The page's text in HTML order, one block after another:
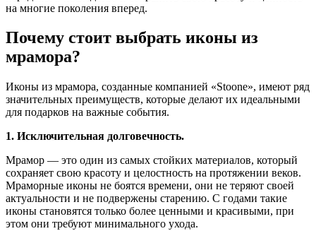
на многие поколения вперед.
Почему стоит выбрать иконы из
мрамора?
Иконы из мрамора, созданные компанией «Stoone», имеют ряд
значительных преимуществ, которые делают их идеальными
для подарков на важные события.
1. Исключительная долговечность.
Мрамор — это один из самых стойких материалов, который
сохраняет свою красоту и целостность на протяжении веков.
Мраморные иконы не боятся времени, они не теряют своей
актуальности и не подвержены старению. С годами такие
иконы становятся только более ценными и красивыми, при
этом они требуют минимального ухода.